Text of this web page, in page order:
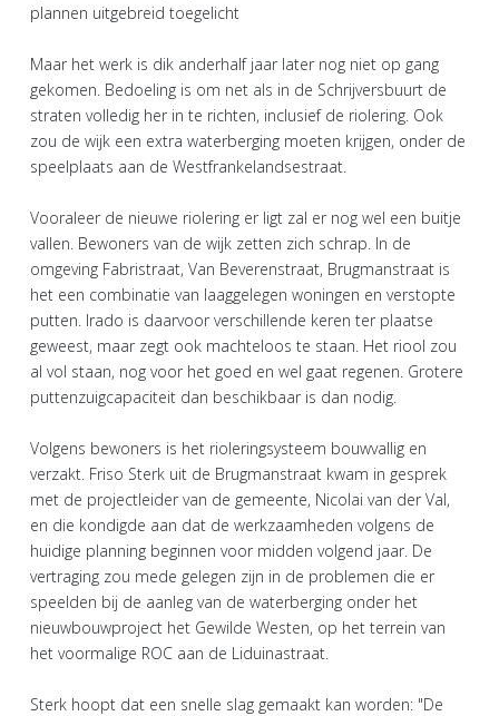
plannen uitgebreid toegelicht
Maar het werk is dik anderhalf jaar later nog niet op gang
gekomen. Bedoeling is om net als in de Schrijversbuurt de
straten volledig her in te richten, inclusief de riolering. Ook
zou de wijk een extra waterberging moeten krijgen, onder de
speelplaats aan de Westfrankelandsestraat.
Vooraleer de nieuwe riolering er ligt zal er nog wel een buitje
vallen. Bewoners van de wijk zetten zich schrap. In de
omgeving Fabristraat, Van Beverenstraat, Brugmanstraat is
het een combinatie van laaggelegen woningen en verstopte
putten. Irado is daarvoor verschillende keren ter plaatse
geweest, maar zegt ook machteloos te staan. Het riool zou
al vol staan, nog voor het goed en wel gaat regenen. Grotere
puttenzuigcapaciteit dan beschikbaar is dan nodig.
Volgens bewoners is het rioleringsysteem bouwvallig en
verzakt. Friso Sterk uit de Brugmanstraat kwam in gesprek
met de projectleider van de gemeente, Nicolai van der Val,
en die kondigde aan dat de werkzaamheden volgens de
huidige planning beginnen voor midden volgend jaar. De
vertraging zou mede gelegen zijn in de problemen die er
speelden bij de aanleg van de waterberging onder het
nieuwbouwproject het Gewilde Westen, op het terrein van
het voormalige ROC aan de Liduinastraat.
Sterk hoopt dat een snelle slag gemaakt kan worden: "De